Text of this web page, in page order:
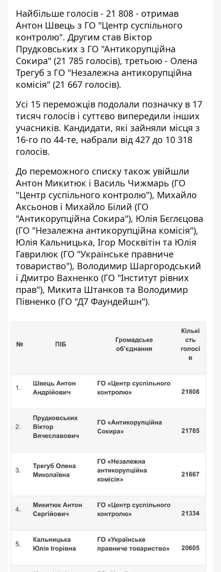
Найбільше голосів - 21 808 - отримав
Антон Швець з ГО "Центр суспільного
контролю". Другим став Віктор
Прудковських з ГО "Антикорупційна
Сокира" (21 785 голосів), третьою - Олена
Трегуб з ГО "Незалежна антикорупційна
комісія" (21 667 голосів).
Усі 15 переможців подолали позначку в 17
тисяч голосів і суттєво випередили інших
учасників. Кандидати, які зайняли місця з
16-го по 44-те, набрали від 427 до 10 318
голосів.
До переможного списку також увійшли
Антон Микитюк і Василь Чижмарь (ГО
"Центр суспільного контролю"), Михайло
Аксьонов і Михайло Білий (ГО
"Антикорупційна Сокира"), Юлія Бєглєцова
(ГО "Незалежна антикорупційна комісія"),
Юлія Кальницька, Ігор Москвітін та Юлія
Гаврилюк (ГО "Українське правниче
товариство"), Володимир Шаргородський
і Дмитро Вахненко (ГО "Інститут рівних
прав"), Микита Штанков та Володимир
Півненко (ГО "Д7 Фаундейшн").